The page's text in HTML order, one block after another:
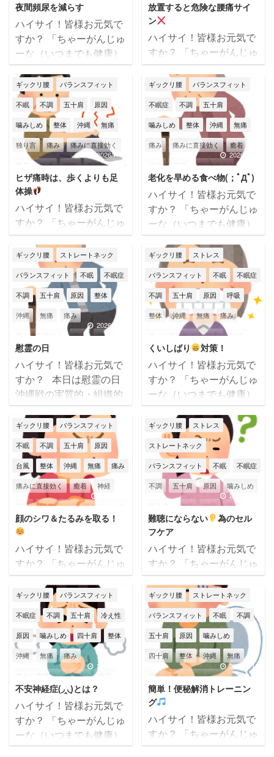
神経 筋膜 筋膜はがし
筋膜リリース 筋膜整体 肩こり
肩甲骨 肩痛 腰痛 膝 膝痛
自律神経失調症
那覇市 頭痛
夜間頻尿を減らす
ハイサイ！皆様お元気で
すか？ 「ちゃーがんじゅ
ーな（いつまでも健康）
人生を！」が合言葉
の・・・ 筋膜整体バラン
スフィットの大城です
(*^^)v もう7月も最終週
～本当にあっという間
皆様は夏バテ対策はバッ
チリですか？私は少々夏
バテ気味。。。 水分・栄
養・睡眠をしっかり摂っ
て、適度な運動も頑張り
ましょうね（私が一番が
んばります） 本日のテ
ーマは【夜間頻尿を減ら
す】です
夜中睡眠中
にトイレに行くことあり
ますか？ トイレに行く回
数は関係 ...
神経 筋膜 筋膜はがし
筋膜リリース 筋膜整体 肩こり
肩痛 腰痛 膝痛 自律神経
身体不調 辛い 那覇国場店
頭痛 首痛
放置すると危険な腰痛サイ
ン
ハイサイ！皆様お元気で
すか？ 「ちゃーがんじゅ
ーな（いつまでも健康）
人生を！」 筋膜整体バラ
ンスフィットの大城です
(*^^)v 沖縄は夏本番で
す！ とにかく、暑
い・・・ι(´Д｀υ)ｱﾂｨｰ 今
年は台風も多く、湿気や
気圧の変化で身体がやら
れ気味(>_<) 皆様も熱中
症にならないように、十
分な対策と休息をとって
下さいね(; ･`д･´) 本日の
テーマは【放置すると危
険な腰痛サイン
】です
だだの腰痛だと思っ
て放置してたけど ...
ギックリ腰 バランスフィット
不眠 不調 五十肩 原因
噛みしめ 整体 沖縄 無痛
独り言 痛み 痛みに直接効く
神経 筋膜 筋膜はがし
肩こり 腰痛 膝 膝痛
自律神経 自律神経失調症
身体不調 辛い 那覇市 頭痛
2026/7/14
ヒザ痛時は、歩くよりも足
体操
ハイサイ！皆様お元気で
すか？ 「ちゃーがんじゅ
ーな（いつまでも健康）
人生を！」 筋膜整体バラ
ンスフィットの大城です
(*^^)v 本日のテーマは
【ヒザ痛時は、歩くより
も足体操】です
ヒザ
が痛いけど 「早く治した
い」 「筋肉をつけたら治
る」 と思って無理に歩い
てませんか？
ヒザが
痛いのに無理をして歩く
と…
更に負担がかか
って痛みが増える
炎
症が悪化して治りにくく
なる
& ...
ギックリ腰 バランスフィット
不眠症 不調 五十肩
噛みしめ 整体 沖縄 無痛
痛み 痛みに直接効く 癒着
筋膜はがし
筋膜リリース 筋膜整体 肩こり
肩痛 腰痛 膝痛
自律神経失調症 身体不調 辛い
那覇市 頭痛 顎関節症 首痛
2026/6/30
老化を早める食べ物(；ﾟДﾟ)
ハイサイ！皆様お元気で
すか？ 「ちゃーがんじゅ
ーな（いつまでも健康）
人生を！」 筋膜整体バラ
ンスフィットの大城です
(*^^)v 沖縄はやっと梅雨
明けしました～
バイ
ク通勤の私には辛い梅雨
でしたが、ダムの水もた
くさん溜まったみたいな
ので 「恵みの雨さんあり
がとう！」です
のテーマ【老化を早める
食べ物】です
人は必
ず歳を重ねますが、同年
代より早く老けない為の
1番の対策は 【老化を早
める食べ物を摂らない
事】です
...
ギックリ腰 ストレートネック
バランスフィット 不眠 不眠症
不調 五十肩 原因 整体
沖縄 無痛 痛み
痛みに直接効く 癒着 神経
筋膜 筋膜はがし
筋膜整体 肩こり 腰痛 膝痛
自律神経失調症 辛い 那覇市
頭痛 顎関節症 首痛
2026/6/23
慰霊の日
ハイサイ！皆様お元気で
すか？ 本日は慰霊の日
沖縄戦の実質的・組織的
な戦闘が終結した日とさ
れており、今年で８１回
目の慰霊の日を迎えま
す。 日本で唯一多くの民
間人を巻き込んでの地上
戦となった沖縄。 その悲
惨な歴史を忘れることな
く後世に語り継いでいく
事、また戦争に向かわな
い為に１人１人が世界情
勢や政治に常に関心を持
つ事が大事だと思いま
す。 先の戦争・そして今
なお続く世界各地での戦
争や紛争でお亡くなりに
なられた方に、心より哀
悼の意を表します。 本
日のテーマは【背骨が曲
がってしまう原因 ...
ギックリ腰 ストレス
バランスフィット 不眠 不眠症
不調 五十肩 原因 呼吸
整体 沖縄 無痛 痛み
痛みに直接効く 癒着
筋膜 筋膜はがし 筋膜リリース
筋膜整体 肩こり 腰痛 膝痛
自律神経 自律神経失調症
辛い 那覇市 頭痛
首こり 首痛
くいしばり 対策！
ハイサイ！皆様お元気で
すか？ 「ちゃーがんじゅ
ーな（いつまでも健康）
人生を！」 筋膜整体バラ
ンスフィットの大城です
(*^^)v 本日のテーマは
【くいしばり対策！】で
す
常にくいしばり(噛
み締め)がある方は、、、
●顔の浮腫み・たるみ ●
腰痛 ●睡眠障害 ●自律神
経の乱れ に繋がりやす
く、その原因は・・・ 脳
へのストレスだと言われ
ています
人は知らず
知らずにストレスを受け
ていると、寝ている間に
ストレス解消の為にくい
しばりが起きるとの事 ...
ギックリ腰 バランスフィット
不眠 不調 五十肩 原因
台風 整体 沖縄 無痛 痛み
痛みに直接効く 癒着 神経
筋膜 筋膜はがし 筋膜リリース
筋膜整体 肩こり 腰痛 膝痛
自律神経 自律神経失調症
苦しい 辛い 那覇国場店
頭痛 顎関節症
首痛
顔のシワ＆たるみを取る！
ハイサイ！皆様お元気で
すか？ 「ちゃーがんじゅ
ーな（いつまでも健康）
人生を！」 筋膜整体バラ
ンスフィットの大城です
(*^^)v 沖縄は台風真っ只
中！！！ 当院バランスフ
ィットは本日は午前中ま
での営業になります
m(__)m みなさまも台風
の被害にあわれませんよ
うに、十分お気を付けく
ださいね
本日のテ
ーマは【顔のシワ＆たる
ギックリ腰 ストレス
ストレートネック
バランスフィット 不眠 不眠症
不調 五十肩 原因 噛みしめ
整体 梅雨 沖縄
無痛 痛み 痛みに直接効く
癒着 神経 筋膜 筋膜はがし
筋膜リリース 筋膜整体 肩こり
腰痛 膝痛 自律神経
自律神経失調症 苦しい
身体の状態 身体不調 辛い
那覇市 頭痛 首こり 首痛
2026/5/25
難聴にならない
為のセル
フケア
ハイサイ！皆様お元気で
すか？ 「ちゃーがんじゅ
ーな（いつまでも健康）
人生を！」 筋膜整体バラ
ンスフィットの大城です
(*^^)v 5月もあっという
間に後半・・・
最近
の沖縄は梅雨真っ只中な
ので、雨と湿気と気温で
体調がやられ気味です
(~_~;) みなさまも体調崩
さないように、栄養・睡
眠をしっかり摂ってこの
梅雨を乗り越えましょう
ギックリ腰 バランスフィット
不眠症 不調 五十肩 冷え性
原因 噛みしめ 四十肩 整体
沖縄 無痛 痛み
痛みに直接効く 癒着
筋膜 筋膜はがし 筋膜リリース
筋膜整体 肩こり 肩痛 腰痛
膝 膝痛 自律神経
2026/5/19
不安神経症(◞‸◟)とは？
ハイサイ！皆様お元気で
すか？ 「ちゃーがんじゅ
ーな（いつまでも健康）
人生を！」 筋膜整体バラ
ギックリ腰 ストレートネック
バランスフィット 不眠 不調
五十肩 原因 噛みしめ
四十肩 整体 沖縄 無痛
痛み 痛みに直接効く 癒着
神経 筋膜 筋膜はがし
筋膜リリース 筋膜整体 肩こり
腰痛 膝痛 自律神経
2026/5/11
簡単！便秘解消トレーニン
グ
ハイサイ！皆様お元気で
すか？ 「ちゃーがんじゅ
ーな（いつまでも健康）